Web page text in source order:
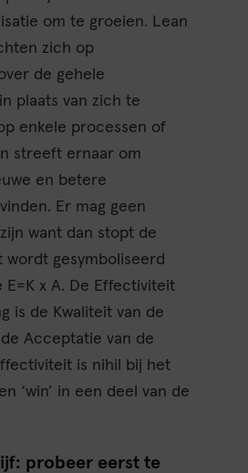
om te groeien. Lean
zich op
de gehele
plaats van zich te
enkele processen of
streeft ernaar om
en betere
Er mag geen
want dan stopt de
wordt gesymboliseerd
x A. De Effectiviteit
is de Kwaliteit van de
Acceptatie van de
is nihil bij het
‘win’ in een deel van de
probeer eerst te